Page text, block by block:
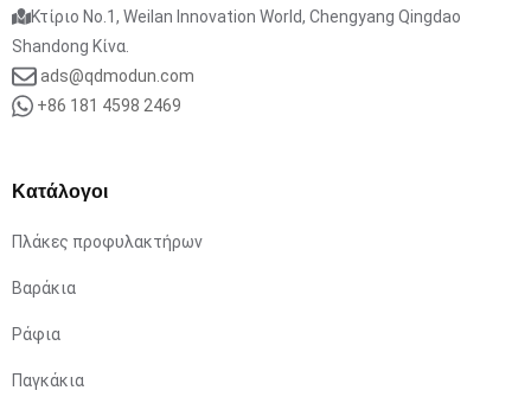
Κτίριο No.1, Weilan Innovation World, Chengyang Qingdao
Shandong Κίνα.
ads@qdmodun.com
+86 181 4598 2469
Κατάλογοι
Πλάκες προφυλακτήρων
Βαράκια
Ράφια
Παγκάκια